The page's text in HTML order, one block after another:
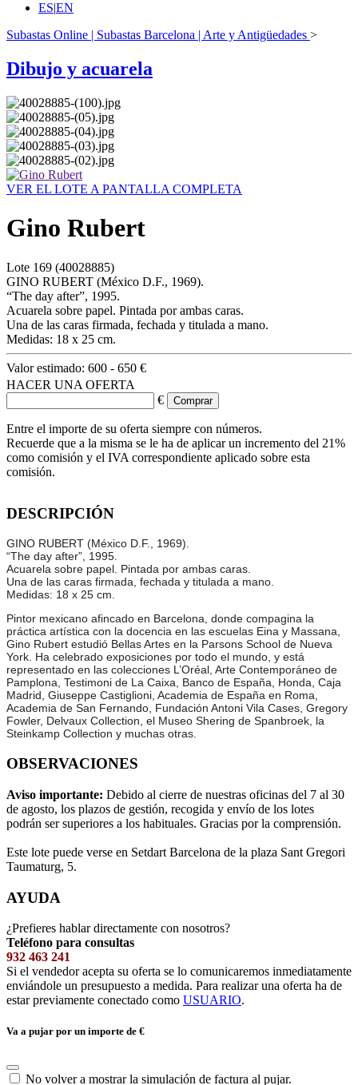
ES|EN
Subastas Online | Subastas Barcelona | Arte y Antigüedades >
Dibujo y acuarela
VER EL LOTE A PANTALLA COMPLETA
Gino Rubert
Lote 169 (40028885)
GINO RUBERT (México D.F., 1969).
“The day after”, 1995.
Acuarela sobre papel. Pintada por ambas caras.
Una de las caras firmada, fechada y titulada a mano.
Medidas: 18 x 25 cm.
Valor estimado: 600 - 650 €
HACER UNA OFERTA
€
Entre el importe de su oferta siempre con números.
Recuerde que a la misma se le ha de aplicar un incremento del 21%
como comisión y el IVA correspondiente aplicado sobre esta
comisión.
DESCRIPCIÓN
GINO RUBERT (México D.F., 1969).
“The day after”, 1995.
Acuarela sobre papel. Pintada por ambas caras.
Una de las caras firmada, fechada y titulada a mano.
Medidas: 18 x 25 cm.
Pintor mexicano afincado en Barcelona, donde compagina la
práctica artística con la docencia en las escuelas Eina y Massana,
Gino Rubert estudió Bellas Artes en la Parsons School de Nueva
York. Ha celebrado exposiciones por todo el mundo, y está
representado en las colecciones L’Oréal, Arte Contemporáneo de
Pamplona, Testimoni de La Caixa, Banco de España, Honda, Caja
Madrid, Giuseppe Castiglioni, Academia de España en Roma,
Academia de San Fernando, Fundación Antoni Vila Cases, Gregory
Fowler, Delvaux Collection, el Museo Shering de Spanbroek, la
Steinkamp Collection y muchas otras.
OBSERVACIONES
Aviso importante: Debido al cierre de nuestras oficinas del 7 al 30
de agosto, los plazos de gestión, recogida y envío de los lotes
podrán ser superiores a los habituales. Gracias por la comprensión.
Este lote puede verse en Setdart Barcelona de la plaza Sant Gregori
Taumaturg, 5.
AYUDA
¿Prefieres hablar directamente con nosotros?
Teléfono para consultas
932 463 241
Si el vendedor acepta su oferta se lo comunicaremos inmediatamente
enviándole un presupuesto a medida. Para realizar una oferta ha de
estar previamente conectado como USUARIO.
Va a pujar por un importe de €
No volver a mostrar la simulación de factura al pujar.